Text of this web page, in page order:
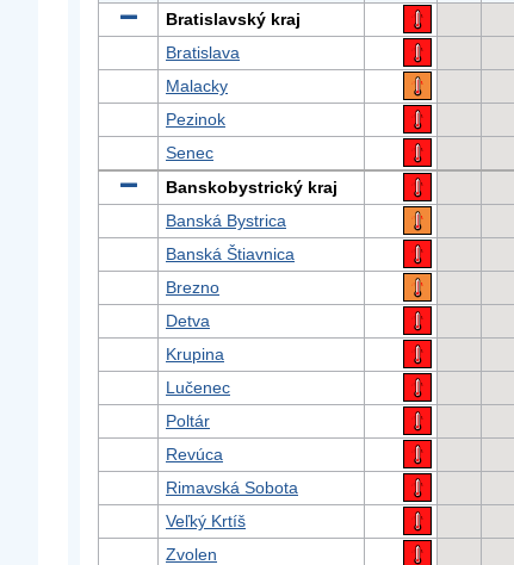
Bratislavský kraj
Bratislava
Malacky
Pezinok
Senec
Banskobystrický kraj
Banská Bystrica
Banská Štiavnica
Brezno
Detva
Krupina
Lučenec
Poltár
Revúca
Rimavská Sobota
Veľký Krtíš
Zvolen